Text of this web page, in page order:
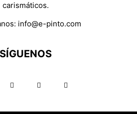
carismáticos.
info@e-pinto.com
SÍGUENOS